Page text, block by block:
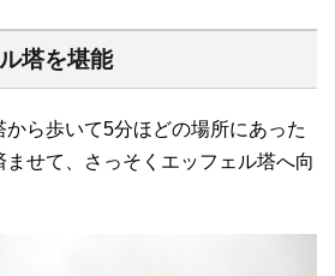
塔を堪能
ら歩いて5分ほどの場所にあった
せて、さっそくエッフェル塔へ向